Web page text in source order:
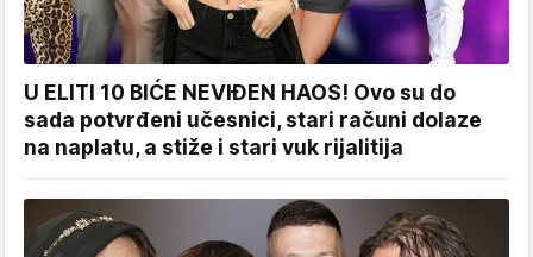
U ELITI 10 BIĆE NEVIĐEN HAOS! Ovo su do
sada potvrđeni učesnici, stari računi dolaze
na naplatu, a stiže i stari vuk rijalitija